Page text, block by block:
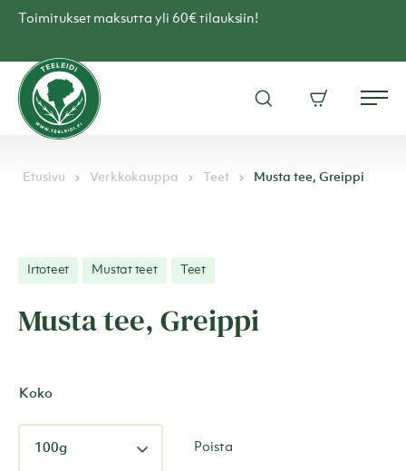
Skip
Toimitukset maksutta yli 60€ tilauksiin!
Teen
verkkokauppa
–
Teeleidi
Avaa
Ostoskori
Etusivu Verkkokauppa Teet Musta tee, Greippi
Irtoteet Mustat teet Teet
Musta tee, Greippi
Koko
Poista